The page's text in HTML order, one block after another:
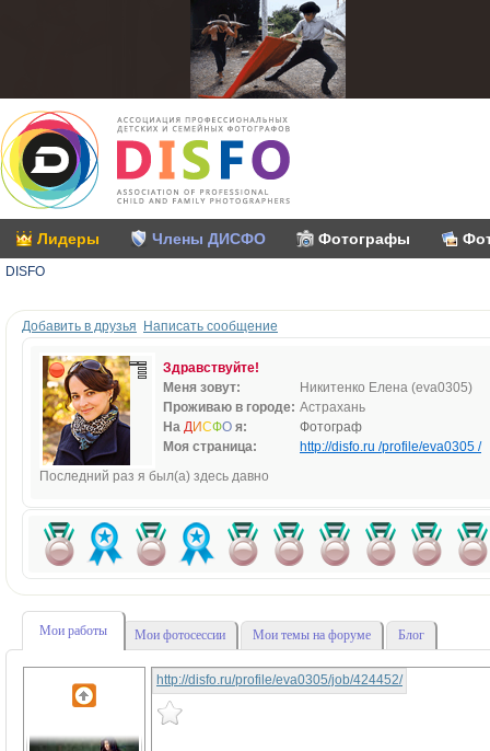
Лидеры Члены ДИСФО Фотографы
DISFO
Добавить в друзья Написать сообщение
Здравствуйте!
Меня зовут:
Никитенко Елена (eva0305)
Проживаю в городе: Астрахань
На ДИСФО я:
Фотограф
Моя страница:
http://disfo.ru /profile/eva0305 /
Последний раз я был(а) здесь давно
Мои работы Мои фотосессии Мои темы на форуме Блог
http://disfo.ru/profile/eva0305/job/424452/